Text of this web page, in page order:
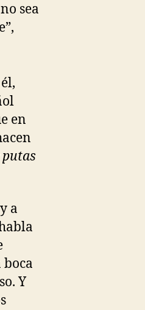
sea
en
a
Y